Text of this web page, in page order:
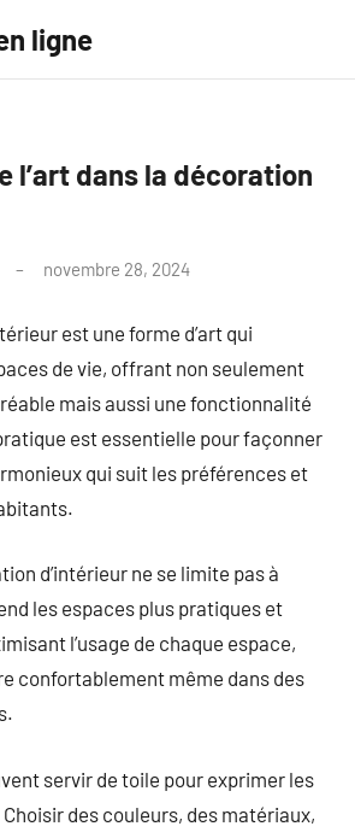
ligne
l’art dans la décoration
novembre 28, 2024
est une forme d’art qui
de vie, offrant non seulement
mais aussi une fonctionnalité
est essentielle pour façonner
qui suit les préférences et
d’intérieur ne se limite pas à
les espaces plus pratiques et
l’usage de chaque espace,
confortablement même dans des
servir de toile pour exprimer les
des couleurs, des matériaux,